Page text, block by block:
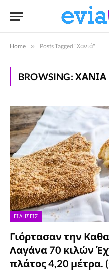
Home » Posts Tagged "Χανιά"
BROWSING: ΧΑΝΙΆ
ΕΙΔΉΣΕΙΣ
Γιόρτασαν την
Λαγάνα 70 κιλών
πλάτος 4,20 μέτρα.